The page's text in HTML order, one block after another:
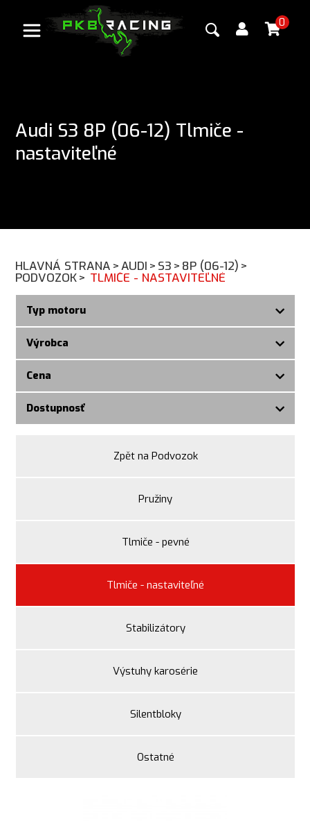
0
Audi S3 8P (06-12) Tlmiče -
nastaviteľné
HLAVNÁ STRANA >AUDI > S3 > 8P (06-12) >
PODVOZOK> TLMIČE - NASTAVITEĽNÉ
Typ motoru
Výrobca
Cena
Dostupnosť
Zpět na Podvozok
Pružiny
Tlmiče - pevné
Tlmiče - nastaviteľné
Stabilizátory
Výstuhy karosérie
Silentbloky
Ostatné